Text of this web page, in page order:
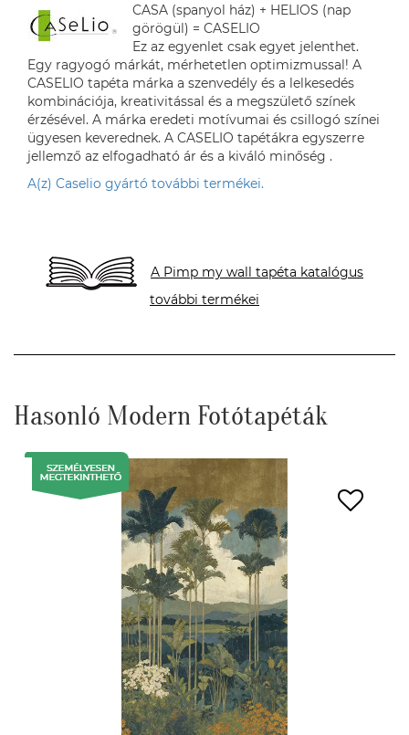
CASA (spanyol ház) + HELIOS (nap
görögül) = CASELIO
Ez az egyenlet csak egyet jelenthet.
Egy ragyogó márkát, mérhetetlen optimizmussal! A
CASELIO tapéta márka a szenvedély és a lelkesedés
kombinációja, kreativitással és a megszülető színek
érzésével. A márka eredeti motívumai és csillogó színei
ügyesen keverednek. A CASELIO tapétákra egyszerre
jellemző az elfogadható ár és a kiváló minőség .
A(z) Caselio gyártó további termékei.
A Pimp my wall tapéta katalógus
további termékei
Hasonló Modern Fotótapéták